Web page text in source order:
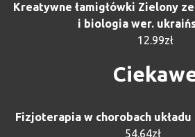
Kreatywne łamigłówki Zielony
i biologia wer.
12.99zł
Fizjoterapia w chorobach
54.64zł